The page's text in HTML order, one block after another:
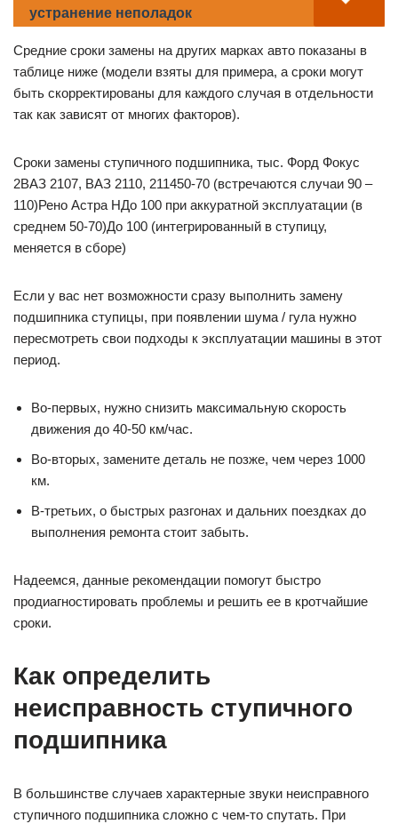
устранение неполадок
Средние сроки замены на других марках авто показаны в
таблице ниже (модели взяты для примера, а сроки могут
быть скорректированы для каждого случая в отдельности
так как зависят от многих факторов).
Сроки замены ступичного подшипника, тыс. Форд Фокус
2ВАЗ 2107, ВАЗ 2110, 211450-70 (встречаются случаи 90 –
110)Рено Астра НДо 100 при аккуратной эксплуатации (в
среднем 50-70)До 100 (интегрированный в ступицу,
меняется в сборе)
Если у вас нет возможности сразу выполнить замену
подшипника ступицы, при появлении шума / гула нужно
пересмотреть свои подходы к эксплуатации машины в этот
период.
Во-первых, нужно снизить максимальную скорость
движения до 40-50 км/час.
Во-вторых, замените деталь не позже, чем через 1000
км.
В-третьих, о быстрых разгонах и дальних поездках до
выполнения ремонта стоит забыть.
Надеемся, данные рекомендации помогут быстро
продиагностировать проблемы и решить ее в кротчайшие
сроки.
Как определить
неисправность ступичного
подшипника
В большинстве случаев характерные звуки неисправного
ступичного подшипника сложно с чем-то спутать. При